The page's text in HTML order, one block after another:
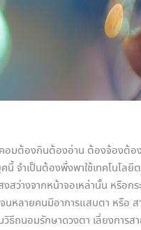
งกินต้องอ่าน ต้องจ้องต้องเพ่ง
จำเป็นต้องพึ่งพาใช้เทคโนโลยี
สว่างจากหน้าจอเหล่านั้น หรือ
นหลายคนมีอาการแสบตา หรือ
วิธีถนอมรักษาดวงตา เลี่ยงการส